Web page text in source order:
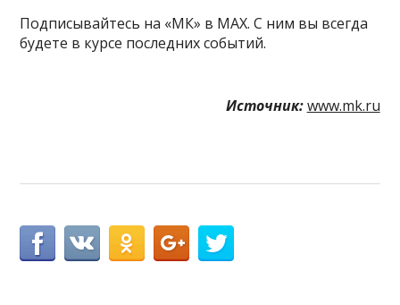
Подписывайтесь на «МК» в MAX. С ним вы всегда
будете в курсе последних событий.
Источник: www.mk.ru